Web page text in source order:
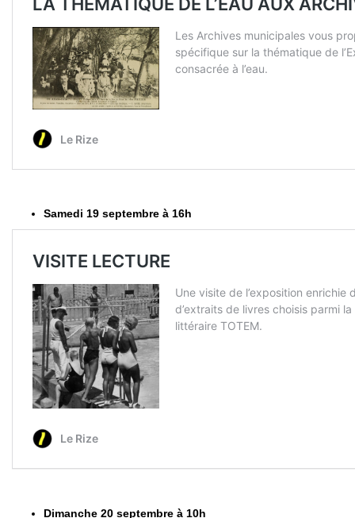
Samedi 19 septembre à 16h
Dimanche 20 septembre à 10h